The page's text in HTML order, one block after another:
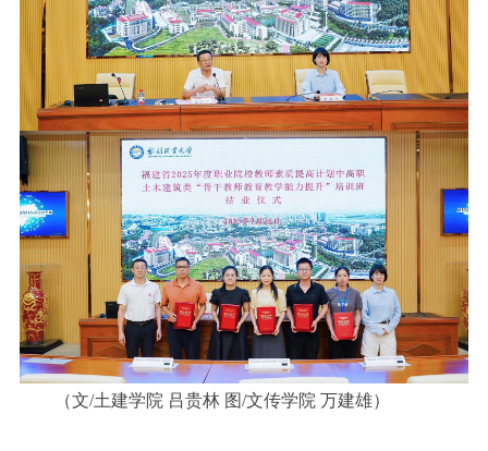
（文/土建学院 吕贵林 图/文传学院 万建雄）